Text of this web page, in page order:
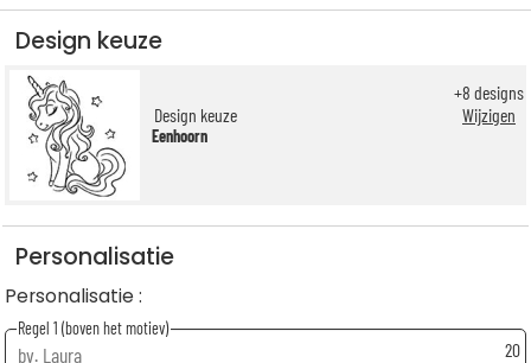
Design keuze
Design keuze
Eenhoorn
+8 designs
Wijzigen
Personalisatie
Personalisatie :
Regel 1 (boven het motiev)
20